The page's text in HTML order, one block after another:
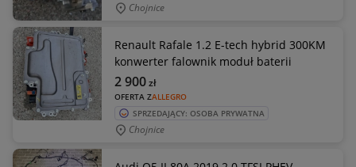
Chojnice
Renault Rafale 1.2 E-tech hybrid 300KM
konwerter falownik moduł baterii
OFERTA ZALLEGRO
2 900zł
SPRZEDAJĄCY: OSOBA PRYWATNA
Chojnice